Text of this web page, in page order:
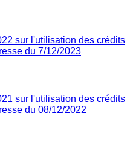
sur l'utilisation des crédits
du 7/12/2023
sur l'utilisation des crédits
du 08/12/2022